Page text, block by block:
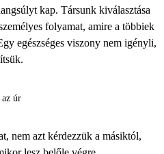
kap. Társunk kiválasztása
folyamat, amire a többiek
egészséges viszony nem igényli,
az úr
nem azt kérdezzük a másiktól,